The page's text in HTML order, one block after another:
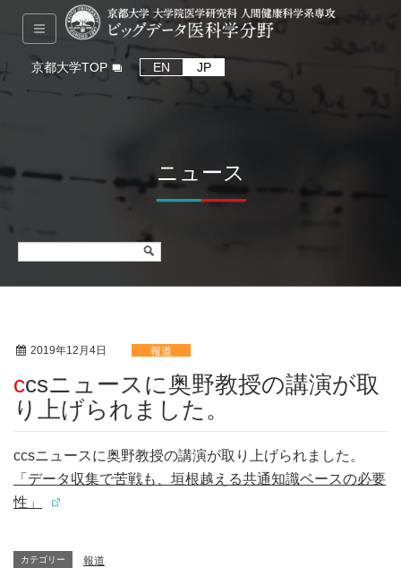
京都大学TOP EN JP
ニュース
2019年12月4日 報道
ccsニュースに奥野教授の講演が取
り上げられました。
ccsニュースに奥野教授の講演が取り上げられました。
「データ収集で苦戦も、垣根越える共通知識ベースの必要
性」
カテゴリー 報道